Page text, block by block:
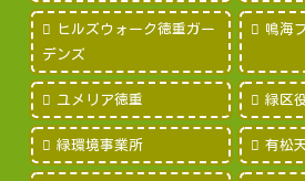
ヒルズウォーク徳重ガー
デンズ
鳴海
ユメリア徳重 緑区
緑環境事業所 有松